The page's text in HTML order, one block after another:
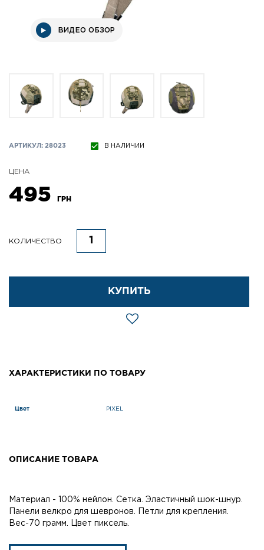
ВИДЕО ОБЗОР
АРТИКУЛ: 28023 В НАЛИЧИИ
ЦЕНА
495 ГРН
КОЛИЧЕСТВО
КУПИТЬ
ХАРАКТЕРИСТИКИ ПО ТОВАРУ
Цвет PIXEL
ОПИСАНИЕ ТОВАРА
Материал - 100% нейлон. Сетка. Эластичный шок-шнур.
Панели велкро для шевронов. Петли для крепления.
Вес-70 грамм. Цвет пиксель.